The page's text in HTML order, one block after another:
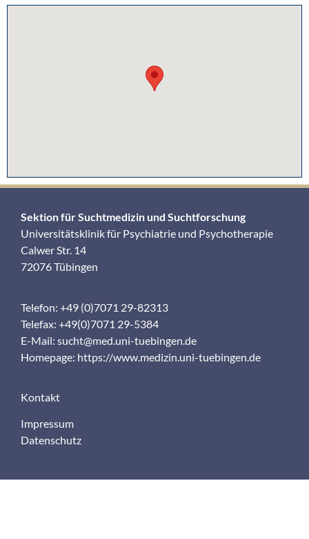
Sektion für Suchtmedizin und Suchtforschung
Universitätsklinik für Psychiatrie und Psychotherapie
Calwer Str. 14
72076 Tübingen
Telefon: +49 (0)7071 29-82313
Telefax: +49(0)7071 29-5384
E-Mail: sucht@med.uni-tuebingen.de
Homepage: https://www.medizin.uni-tuebingen.de
Kontakt
Impressum
Datenschutz